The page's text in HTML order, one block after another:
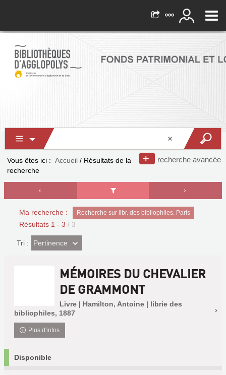
recherche avancée
Vous êtes ici : Accueil / Résultats de la
recherche
Ma recherche : Recherche sur libr. des bibliophiles. Paris
Résultats 1 - 3 / 3
Tri : (Effet
imédiat)
Pertinence
MÉMOIRES DU CHEVALIER
DE GRAMMONT
Livre | Hamilton, Antoine | librie des
bibliophiles, 1887
Plus d'infos
Disponible